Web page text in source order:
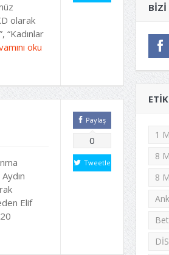
olarak
“Kadınlar
oku
Elif
Paylaş
0
Tweetle
BIZI
1
8
8